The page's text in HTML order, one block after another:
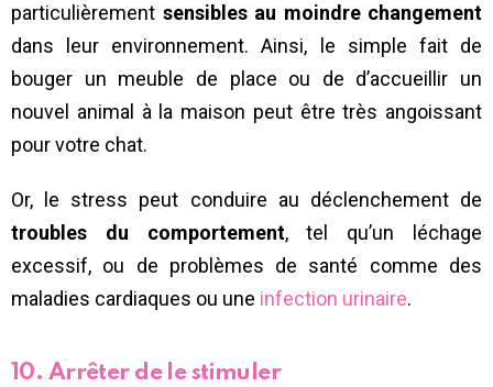
particulièrement sensibles au moindre changement
dans leur environnement. Ainsi, le simple fait de
bouger un meuble de place ou de d’accueillir un
nouvel animal à la maison peut être très angoissant
pour votre chat.
Or, le stress peut conduire au déclenchement de
troubles du comportement, tel qu’un léchage
excessif, ou de problèmes de santé comme des
maladies cardiaques ou une infection urinaire.
10. Arrêter de le stimuler